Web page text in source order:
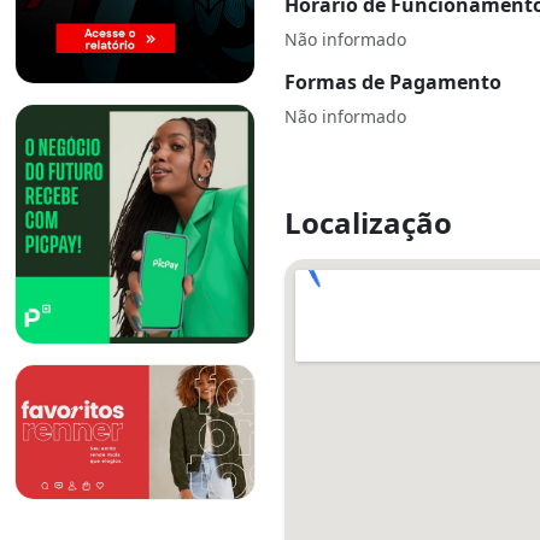
Não informado
Formas de Pagamento
Não informado
Localização